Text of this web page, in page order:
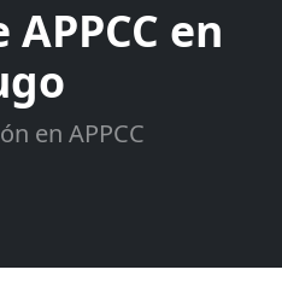
en
en APPCC